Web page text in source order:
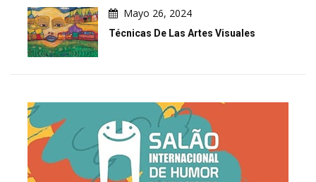
Mayo 26, 2024
Técnicas De Las Artes Visuales